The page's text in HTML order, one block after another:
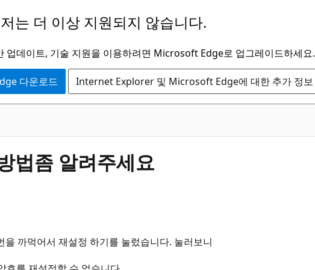
는 더 이상 지원되지 않습니다.
업데이트, 기술 지원을 이용하려면 Microsoft Edge로 업그레이드하세요.
다운로드 Internet Explorer 및 Microsoft Edge에 대한 추가 정보
법좀 알려주세요
까먹어서 재설정 하기를 눌렀습니다. 눌러보니